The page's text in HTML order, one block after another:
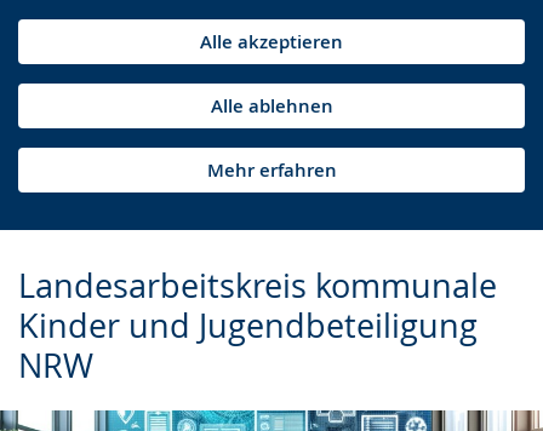
Alle akzeptieren
Alle ablehnen
Mehr erfahren
Landesarbeitskreis kommunale
Kinder und Jugendbeteiligung
NRW